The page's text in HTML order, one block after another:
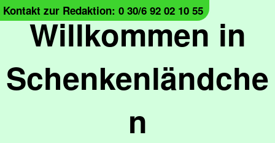
Willkommen in
Schenkenländche
n
Kontakt zur Redaktion: 0 30/6 92 02 10 55